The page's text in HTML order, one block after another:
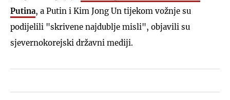
Putina, a Putin i Kim Jong Un tijekom vožnje su
podijelili "skrivene najdublje misli", objavili su
sjevernokorejski državni mediji.